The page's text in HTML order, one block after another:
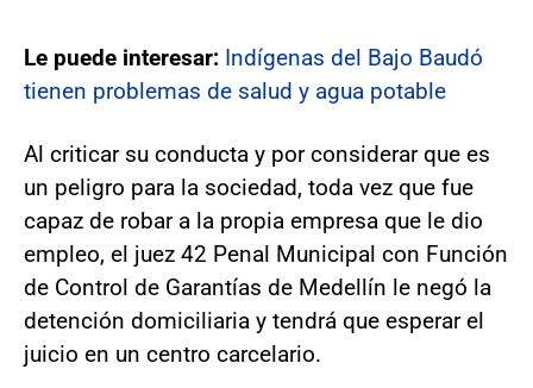
Le puede interesar: Indígenas del Bajo Baudó
tienen problemas de salud y agua potable
Al criticar su conducta y por considerar que es
un peligro para la sociedad, toda vez que fue
capaz de robar a la propia empresa que le dio
empleo, el juez 42 Penal Municipal con Función
de Control de Garantías de Medellín le negó la
detención domiciliaria y tendrá que esperar el
juicio en un centro carcelario.